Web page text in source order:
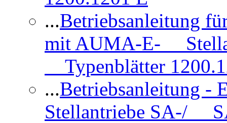
...Betriebsanleitung
mit AUMA-E-
Typenblätter
...Betriebsanleitung
Stellantriebe SA-/